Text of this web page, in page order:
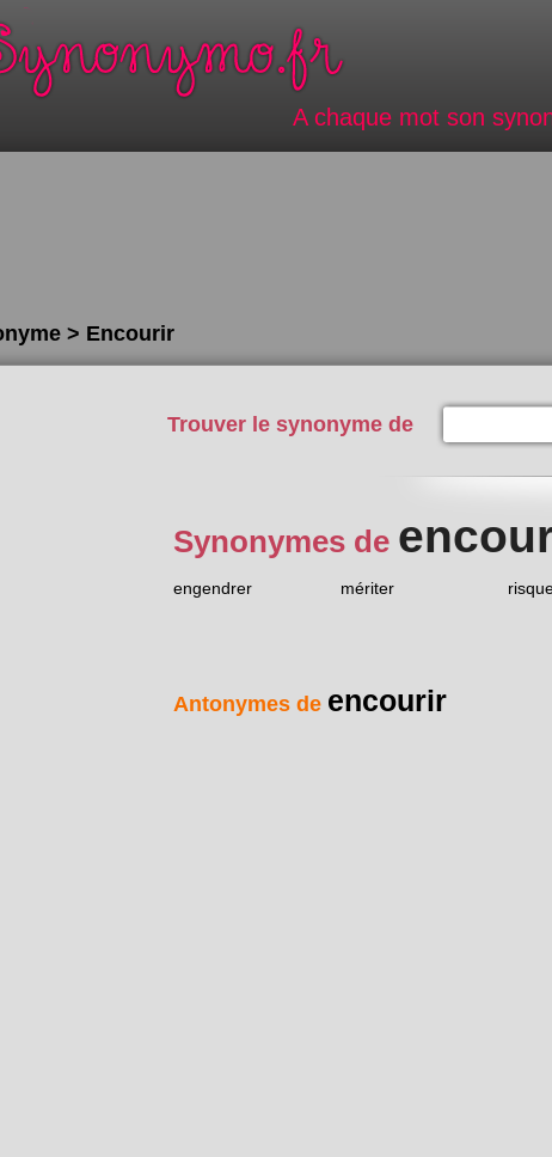
A chaque mot son
> Encourir
Trouver le synonyme de
Synonymes de
engendrer mériter
Antonymes de encourir